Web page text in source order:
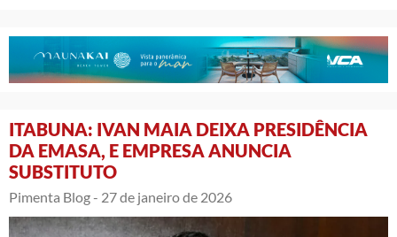
ITABUNA: IVAN MAIA DEIXA PRESIDÊNCIA
DA EMASA, E EMPRESA ANUNCIA
SUBSTITUTO
Pimenta Blog - 27 de janeiro de 2026